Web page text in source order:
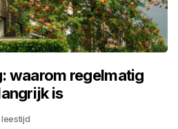
waarom regelmatig
is
leestijd